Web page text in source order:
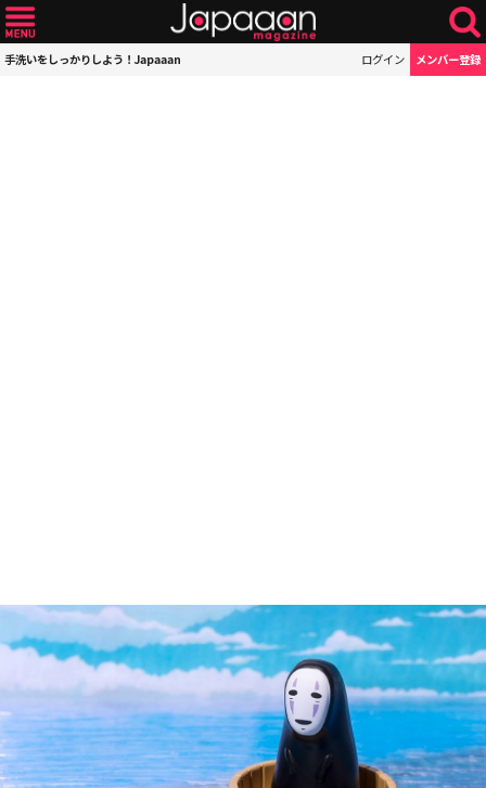
手洗いをしっかりしよう！Japaaan ログイン メンバー登録